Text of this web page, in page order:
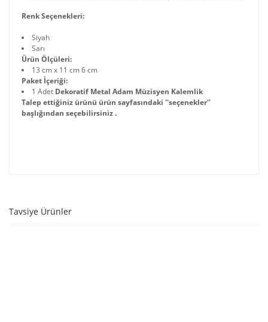
Renk Seçenekleri:
Siyah
Sarı
Ürün Ölçüleri:
13 cm x 11 cm 6 cm
Paket İçeriği:
1 Adet Dekoratif Metal Adam Müzisyen Kalemlik
Talep ettiğiniz ürünü ürün sayfasındaki ''seçenekler''
başlığından seçebilirsiniz .
Tavsiye Ürünler